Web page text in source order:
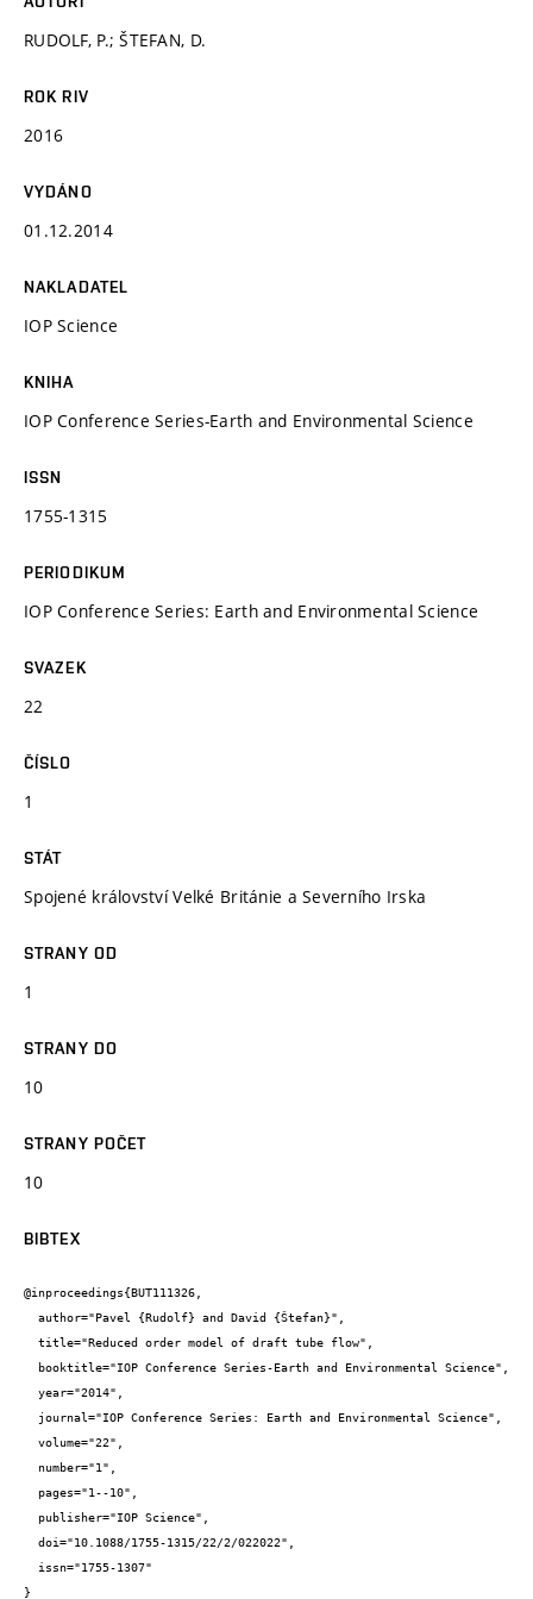
RUDOLF, P.; ŠTEFAN, D.
ROK RIV
2016
VYDÁNO
01.12.2014
NAKLADATEL
IOP Science
KNIHA
IOP Conference Series-Earth and Environmental Science
ISSN
1755-1315
PERIODIKUM
IOP Conference Series: Earth and Environmental Science
SVAZEK
22
ČÍSLO
1
STÁT
Spojené království Velké Británie a Severního Irska
STRANY OD
1
STRANY DO
10
STRANY POČET
10
BIBTEX
@inproceedings{BUT111326,
}